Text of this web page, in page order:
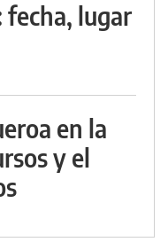
fecha, lugar
en la
y el